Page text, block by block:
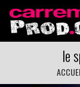
le